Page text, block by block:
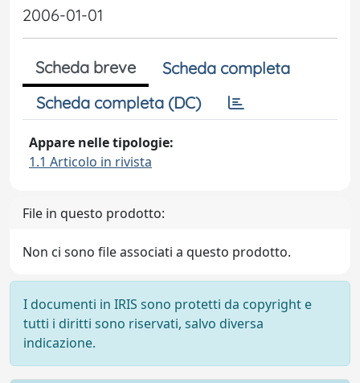
2006-01-01
Scheda breve
Scheda completa
Scheda completa (DC)
Appare nelle tipologie:
1.1 Articolo in rivista
File in questo prodotto:
Non ci sono file associati a questo prodotto.
I documenti in IRIS sono protetti da copyright e
tutti i diritti sono riservati, salvo diversa
indicazione.